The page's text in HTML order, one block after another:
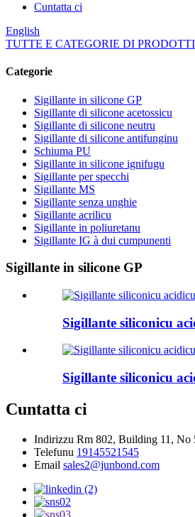
Cuntatta ci
English
TUTTE E CATEGORIE DI PRODOTTI
Categorie
Sigillante in silicone GP
Sigillante di silicone acetossicu
Sigillante di silicone neutru
Sigillante di silicone antifunginu
Schiuma PU
Sigillante in silicone ignifugu
Sigillante per specchi
Sigillante MS
Sigillante senza unghie
Sigillante acrilicu
Sigillante in poliuretanu
Sigillante IG à dui cumpunenti
Sigillante in silicone GP
Sigillante siliconicu
Sigillante siliconicu
Cuntatta ci
Indirizzu Rm 802, Building 11, No
Telefunu 19145521545
Email sales2@junbond.com